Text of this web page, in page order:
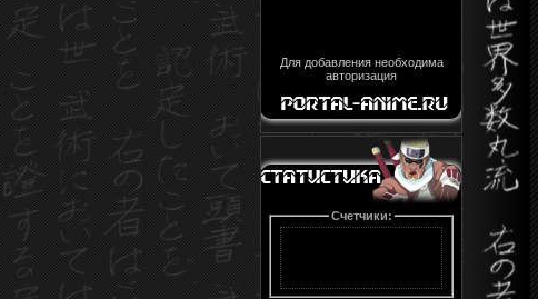
Для добавления необходима
авторизация
Счетчики: